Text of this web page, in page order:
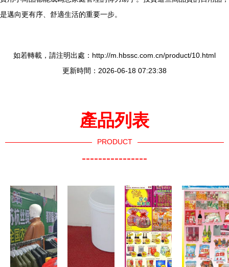
是邁向更有序、舒適生活的重要一步。
如若轉載，請注明出處：http://m.hbssc.com.cn/product/10.html
更新時間：2026-06-18 07:23:38
產品列表
PRODUCT
----------------